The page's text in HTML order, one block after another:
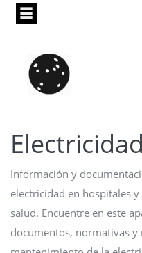
Pasar
principal
Electricidad
Información y
electricidad en hospitales
salud. Encuentre en este
documentos, normativas